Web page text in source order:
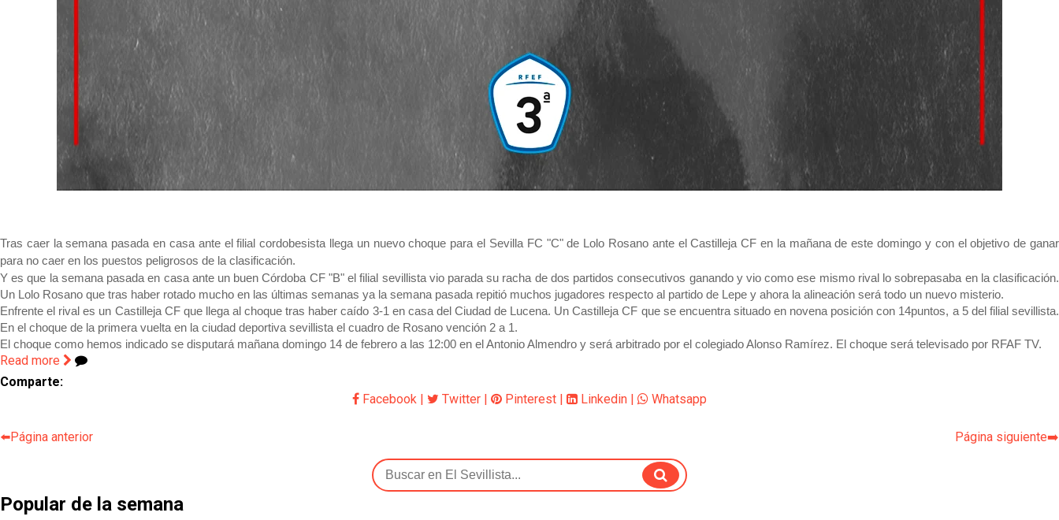
Tras caer la semana pasada en casa ante el filial cordobesista llega un nuevo choque para el Sevilla FC "C" de Lolo Rosano ante el Castilleja CF en la mañana de este domingo y con el objetivo de ganar
para no caer en los puestos peligrosos de la clasificación.
Y es que la semana pasada en casa ante un buen Córdoba CF "B" el filial sevillista vio parada su racha de dos partidos consecutivos ganando y vio como ese mismo rival lo sobrepasaba en la clasificación.
Un Lolo Rosano que tras haber rotado mucho en las últimas semanas ya la semana pasada repitió muchos jugadores respecto al partido de Lepe y ahora la alineación será todo un nuevo misterio.
Enfrente el rival es un Castilleja CF que llega al choque tras haber caído 3-1 en casa del Ciudad de Lucena. Un Castilleja CF que se encuentra situado en novena posición con 14puntos, a 5 del filial sevillista.
En el choque de la primera vuelta en la ciudad deportiva sevillista el cuadro de Rosano vención 2 a 1.
El choque como hemos indicado se disputará mañana domingo 14 de febrero a las 12:00 en el Antonio Almendro y será arbitrado por el colegiado Alonso Ramírez. El choque será televisado por RFAF TV.
Read more
Comparte:
Facebook | Twitter | Pinterest | Linkedin | Whatsapp
⬅️Página anterior Página siguiente➡️
Popular de la semana